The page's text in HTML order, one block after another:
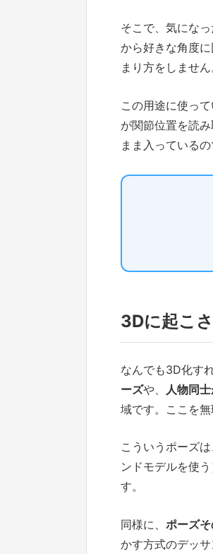
そこで、気にな
から好きな角度
まり方をしません
この用途に使っ
が関節位置を読
まま入っている
3Dに起こ
なんでも3D化す
ーズや、 人物同
域です。ここを
こういうポーズ
ンドモデルを使
す。
同様に、 ポーズ
かす方式のデッ